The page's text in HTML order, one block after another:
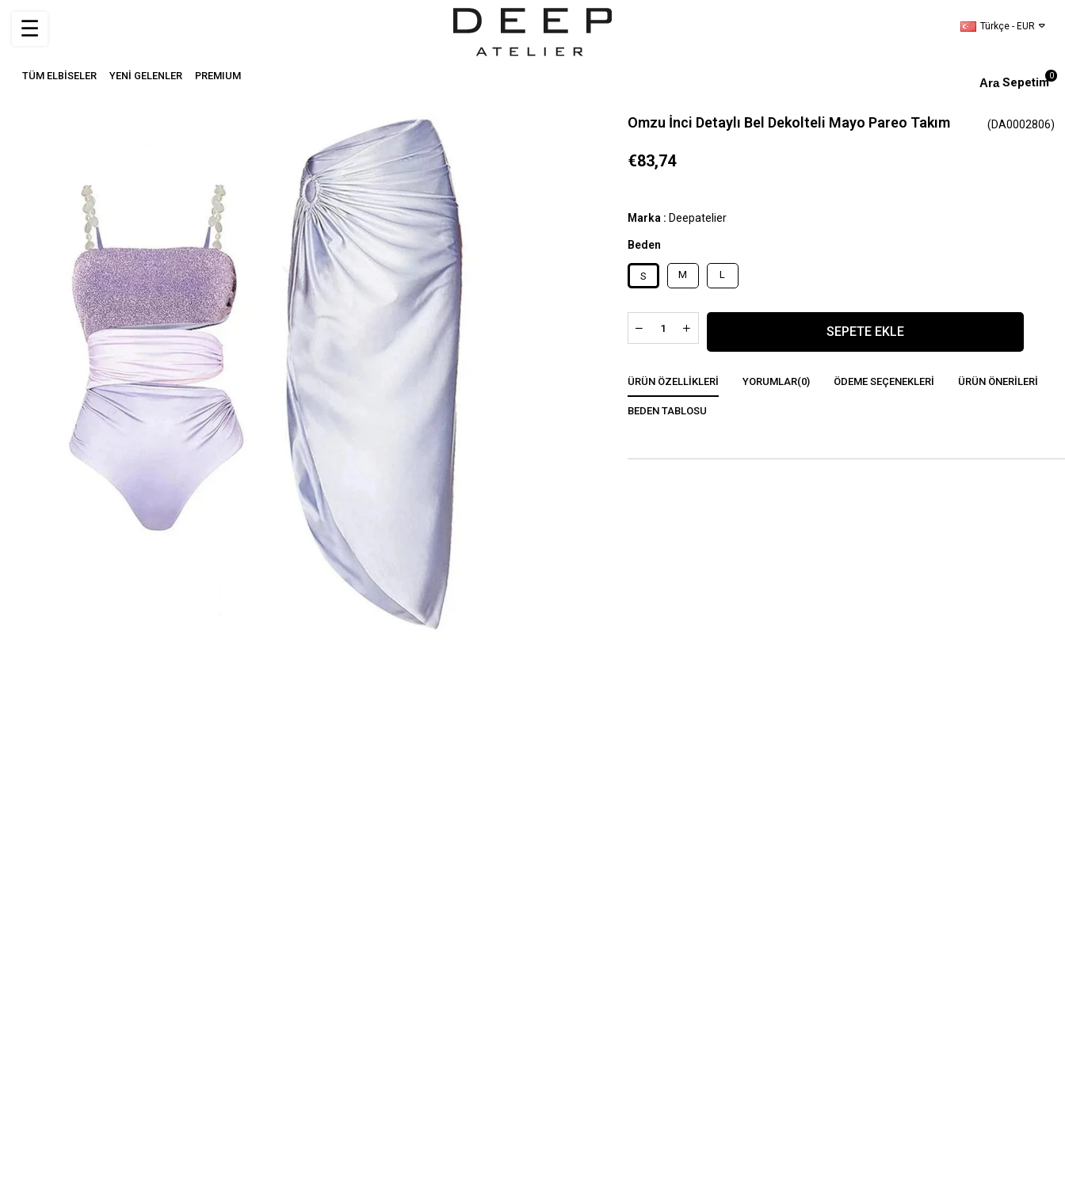
Türkçe - EUR
Sepetim0
TÜM ELBİSELER YENİ GELENLER PREMIUM
☰
Omzu İnci Detaylı Bel Dekolteli Mayo Pareo Takım (DA0002806)
€83,74
Marka : Deepatelier
Beden
S M L
ÜRÜN ÖZELLIKLERI YORUMLAR(0) ÖDEME SEÇENEKLERI ÜRÜN ÖNERILERI
BEDEN TABLOSU